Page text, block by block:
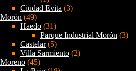
Ciudad Evita (3)
Morón (49)
Haedo (31)
Parque Industrial Morón (3)
Castelar(5)
Villa Sarmiento (2)
Moreno (45)